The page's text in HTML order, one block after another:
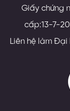
Giấy chứng
cấp:13-7-
Liên hệ làm